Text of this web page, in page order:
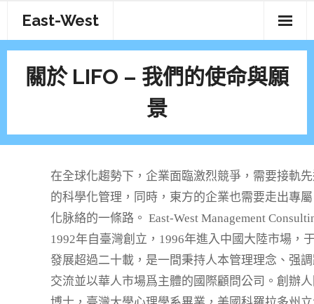
content
East-West
關於 LIFO – 我們的使命與願
景
在全球化趨勢下，企業面臨激烈競爭，需要接軌
的科學化管理，同時，東方的企業也需要走出專
化脉絡的一條路。 East-West Management
1992年自臺灣創立，1996年進入中國大陸市場，
發展超過二十載，是一間秉持人本管理理念、强
交流並以華人市場爲主體的國際顧問公司。創辦